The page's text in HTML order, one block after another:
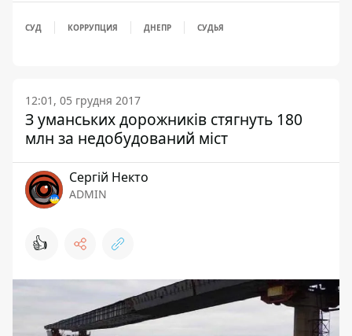
СУД КОРРУПЦИЯ ДНЕПР СУДЬЯ
12:01, 05 грудня 2017
З уманських дорожників стягнуть 180
млн за недобудований міст
Сергій Некто
ADMIN
👍